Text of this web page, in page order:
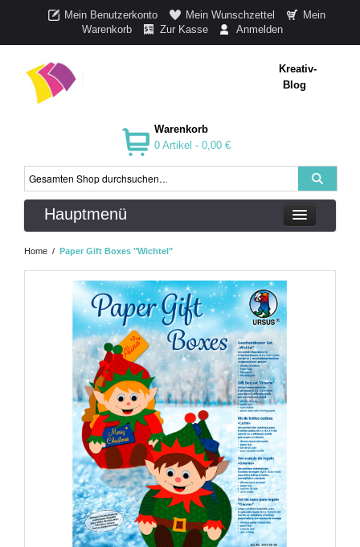
Mein Benutzerkonto Mein Wunschzettel
Mein
Warenkorb
Zur Kasse Anmelden
Kreativ-
Blog
Warenkorb
0 Artikel - 0,00 €
Hauptmenü
Home / Paper Gift Boxes "Wichtel"